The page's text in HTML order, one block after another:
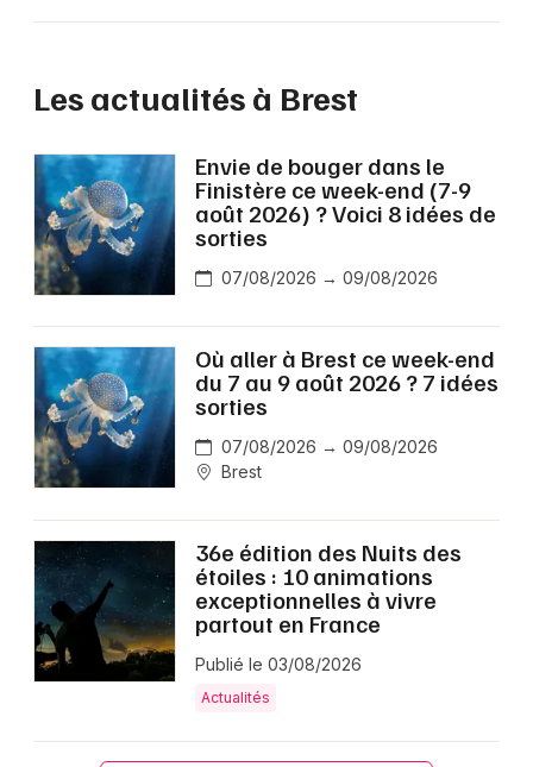
Les actualités à Brest
Envie de bouger dans le
Finistère ce week-end (7-9
août 2026) ? Voici 8 idées de
sorties
07/08/2026 → 09/08/2026
Où aller à Brest ce week-end
du 7 au 9 août 2026 ? 7 idées
sorties
07/08/2026 → 09/08/2026
Brest
36e édition des Nuits des
étoiles : 10 animations
exceptionnelles à vivre
partout en France
Publié le 03/08/2026
Actualités